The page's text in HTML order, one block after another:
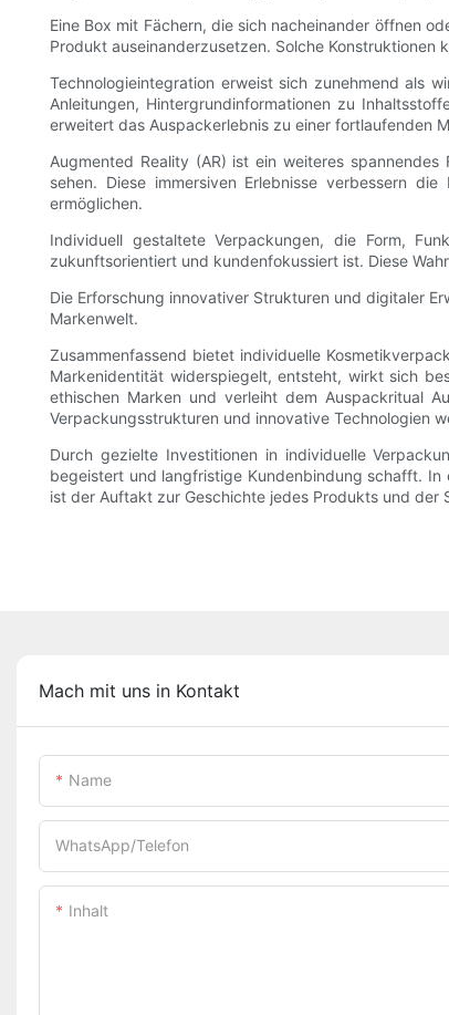
Eine Box mit Fächern, die sich nacheinander öffnen
Produkt auseinanderzusetzen. Solche Konstruktionen
Technologieintegration erweist sich zunehmend als
Anleitungen, Hintergrundinformationen zu
erweitert das Auspackerlebnis zu einer fortlaufenden
Augmented Reality (AR) ist ein weiteres
sehen. Diese immersiven Erlebnisse verbessern
ermöglichen.
Individuell gestaltete Verpackungen, die Form,
zukunftsorientiert und kundenfokussiert ist. Diese
Die Erforschung innovativer Strukturen und digitaler
Markenwelt.
Zusammenfassend bietet individuelle
Markenidentität widerspiegelt, entsteht, wirkt sich
ethischen Marken und verleiht dem Auspackritual
Verpackungsstrukturen und innovative Technologien
Durch gezielte Investitionen in individuelle
begeistert und langfristige Kundenbindung schafft.
ist der Auftakt zur Geschichte jedes Produkts und der
Mach mit uns in Kontakt
Name
WhatsApp/Telefon
Inhalt